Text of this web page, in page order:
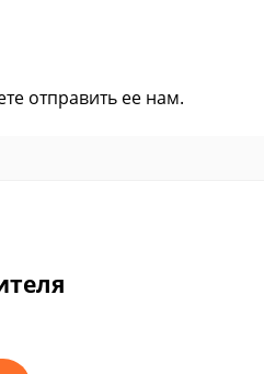
отправить ее нам.